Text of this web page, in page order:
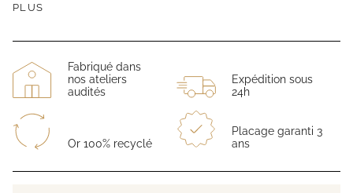
PLUS
Fabriqué dans
nos ateliers
audités
Expédition sous
24h
Or 100% recyclé
Placage garanti 3
ans